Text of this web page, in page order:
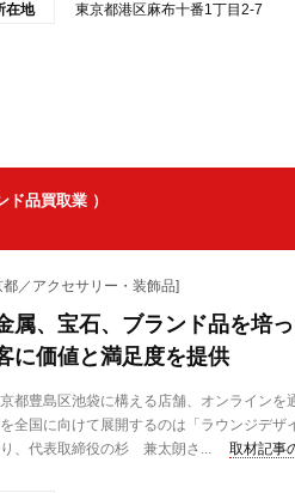
在地 東京都港区麻布十番1丁目2-7
ド品買取業 ）
都／アクセサリー・装飾品]
属、宝石、ブランド品を培
に価値と満足度を提供
都豊島区池袋に構える店舗、オンラインを
全国に向けて展開するのは「ラウンジデ
、代表取締役の杉 兼太朗さ...
取材記事